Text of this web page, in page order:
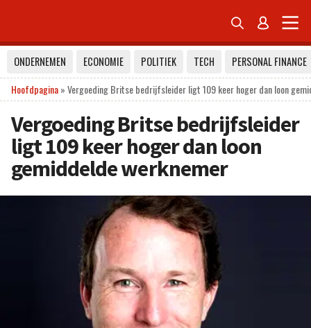
 
ONDERNEMEN ECONOMIE POLITIEK TECH
PERSONAL FINANCE
Hoofdpagina»Vergoeding Britse bedrijfsleider ligt 109 keer hoger dan loon
Vergoeding Britse bedrijfsleider
ligt 109 keer hoger dan loon
gemiddelde werknemer